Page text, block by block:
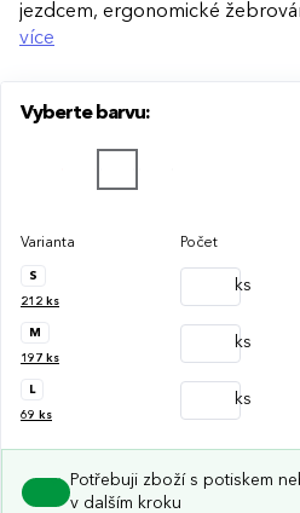
jezdcem, ergonomické
na zip, manžety, pas a vnitřní
více
Vyberte barvu:
Varianta Počet
S
212 ks
ks
M
197 ks
ks
L
69 ks
ks
Potřebuji zboží s potiskem
v dalším kroku